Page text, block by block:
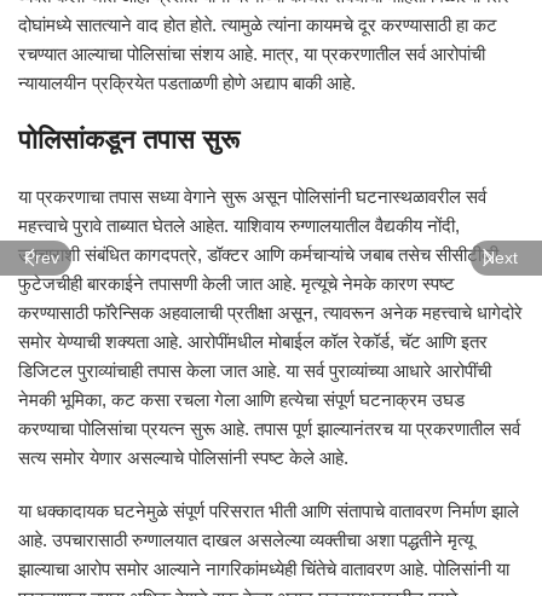
दोघांमध्ये सातत्याने वाद होत होते. त्यामुळे त्यांना कायमचे दूर करण्यासाठी हा कट
रचण्यात आल्याचा पोलिसांचा संशय आहे. मात्र, या प्रकरणातील सर्व आरोपांची
न्यायालयीन प्रक्रियेत पडताळणी होणे अद्याप बाकी आहे.
पोलिसांकडून तपास सुरू
या प्रकरणाचा तपास सध्या वेगाने सुरू असून पोलिसांनी घटनास्थळावरील सर्व
महत्त्वाचे पुरावे ताब्यात घेतले आहेत. याशिवाय रुग्णालयातील वैद्यकीय नोंदी,
उपचाराशी संबंधित कागदपत्रे, डॉक्टर आणि कर्मचाऱ्यांचे जबाब तसेच सीसीटीव्ही
फुटेजचीही बारकाईने तपासणी केली जात आहे. मृत्यूचे नेमके कारण स्पष्ट
करण्यासाठी फॉरेन्सिक अहवालाची प्रतीक्षा असून, त्यावरून अनेक महत्त्वाचे धागेदोरे
समोर येण्याची शक्यता आहे. आरोपींमधील मोबाईल कॉल रेकॉर्ड, चॅट आणि इतर
डिजिटल पुराव्यांचाही तपास केला जात आहे. या सर्व पुराव्यांच्या आधारे आरोपींची
नेमकी भूमिका, कट कसा रचला गेला आणि हत्येचा संपूर्ण घटनाक्रम उघड
करण्याचा पोलिसांचा प्रयत्न सुरू आहे. तपास पूर्ण झाल्यानंतरच या प्रकरणातील सर्व
सत्य समोर येणार असल्याचे पोलिसांनी स्पष्ट केले आहे.
या धक्कादायक घटनेमुळे संपूर्ण परिसरात भीती आणि संतापाचे वातावरण निर्माण झाले
आहे. उपचारासाठी रुग्णालयात दाखल असलेल्या व्यक्तीचा अशा पद्धतीने मृत्यू
झाल्याचा आरोप समोर आल्याने नागरिकांमध्येही चिंतेचे वातावरण आहे. पोलिसांनी या
Prev Next